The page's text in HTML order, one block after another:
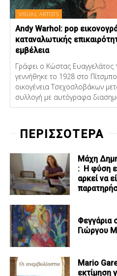
VISUAL ARTISTS
Andy Warhol: pop
καταναλωτικής
εμβέλεια
Γράφει ο Κώστας
γεννήθηκε το 1928 στο
οικογένεια Τσεχοσλοβάκων
συλλογή με αυτόγραφα
ΠΕΡΙΣΣΟΤΕΡΑ
Μάχη
: Η φύση
αρκεί να
Φεγγάρια
Γιώργου
Mario
εκτίμηση